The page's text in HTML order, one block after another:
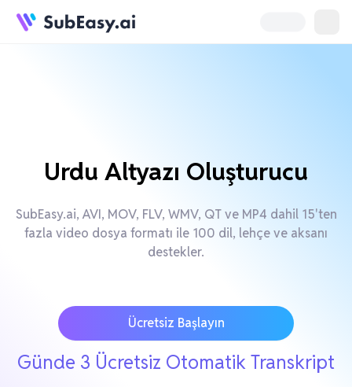
Urdu Altyazı Oluşturucu
SubEasy.ai, AVI, MOV, FLV, WMV, QT ve MP4 dahil 15'ten
fazla video dosya formatı ile 100 dil, lehçe ve aksanı
destekler.
Ücretsiz Başlayın
Günde 3 Ücretsiz Otomatik Transkript